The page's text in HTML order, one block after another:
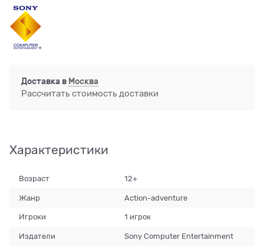
Доставка в Москва
Рассчитать стоимость доставки
Характеристики
Возраст 12+
Жанр Action-adventure
Игроки 1 игрок
Издатели Sony Computer Entertainment